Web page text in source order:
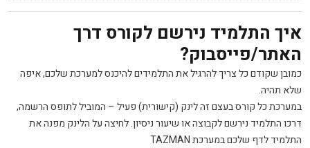
איך התלמיד נירשם לקורס דרך
האתר/פייסבוק?
כמובן שקודם כל צריך להרגיל את התלמידים להיכנס למערכת שלכם, איפה
שלא תהיה.
במערכת כל קורס בעצם זה לינק (קישורית) פעיל – המוביל לתופס הרשמה,
דרכו התלמיד נירשם לקבוצה או שיעור ניסיון. לחיצה על הלינק מפנה את
התלמיד לדף שלכם במערכת TAZMAN